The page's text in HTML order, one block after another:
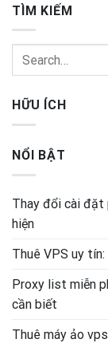
TÌM KIẾM
HỮU ÍCH
NỔI BẬT
Thay đổi cài đặt
hiện
Thuê VPS uy
Proxy list miễn
cần biết
Thuê máy ảo